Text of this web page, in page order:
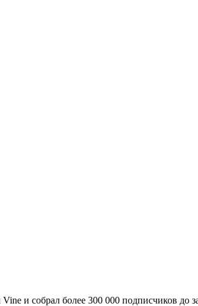
и собрал более 300 000 подписчиков до